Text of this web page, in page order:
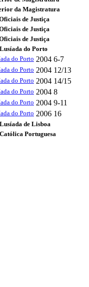
da Magistratura
de Justiça
de Justiça
de Justiça
do Porto
do Porto 2004 6-7
do Porto 2004 12/13
do Porto 2004 14/15
do Porto 2004 8
do Porto 2004 9-11
do Porto 2006 16
de Lisboa
Portuguesa